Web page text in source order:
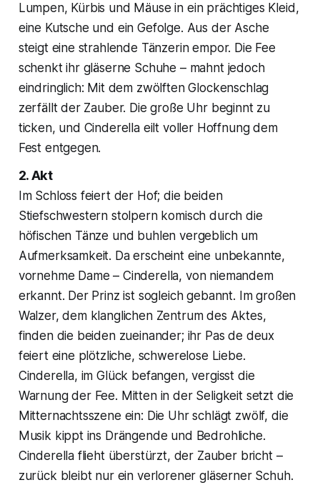
Lumpen, Kürbis und Mäuse in ein prächtiges Kleid,
eine Kutsche und ein Gefolge. Aus der Asche
steigt eine strahlende Tänzerin empor. Die Fee
schenkt ihr gläserne Schuhe – mahnt jedoch
eindringlich: Mit dem zwölften Glockenschlag
zerfällt der Zauber. Die große Uhr beginnt zu
ticken, und Cinderella eilt voller Hoffnung dem
Fest entgegen.
2. Akt
Im Schloss feiert der Hof; die beiden
Stiefschwestern stolpern komisch durch die
höfischen Tänze und buhlen vergeblich um
Aufmerksamkeit. Da erscheint eine unbekannte,
vornehme Dame – Cinderella, von niemandem
erkannt. Der Prinz ist sogleich gebannt. Im großen
Walzer, dem klanglichen Zentrum des Aktes,
finden die beiden zueinander; ihr Pas de deux
feiert eine plötzliche, schwerelose Liebe.
Cinderella, im Glück befangen, vergisst die
Warnung der Fee. Mitten in der Seligkeit setzt die
Mitternachtsszene ein: Die Uhr schlägt zwölf, die
Musik kippt ins Drängende und Bedrohliche.
Cinderella flieht überstürzt, der Zauber bricht –
zurück bleibt nur ein verlorener gläserner Schuh.